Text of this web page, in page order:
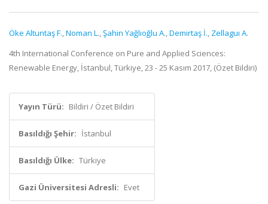
Öke Altuntaş F.,Noman L.,Şahin Yağlıoğlu A.,Demirtaş İ., Zellaguı A.
4th International Conference on Pure and Applied Sciences:
Renewable Energy, İstanbul, Türkiye, 23 - 25 Kasım 2017, (Özet Bildiri)
Yayın Türü: Bildiri / Özet Bildiri
Basıldığı Şehir: İstanbul
Basıldığı Ülke: Türkiye
Gazi Üniversitesi Adresli: Evet